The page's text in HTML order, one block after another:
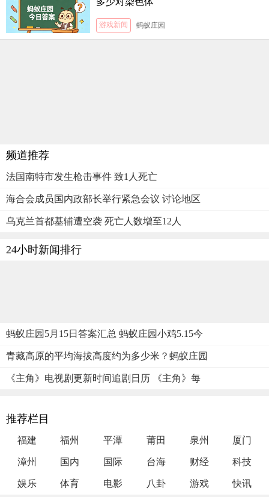
游戏新闻 蚂蚁庄园
频道推荐
法国南特市发生枪击事件 致1人死亡
海合会成员国内政部长举行紧急会议 讨论地区
乌克兰首都基辅遭空袭 死亡人数增至12人
24小时新闻排行
蚂蚁庄园5月15日答案汇总 蚂蚁庄园小鸡5.15今
青藏高原的平均海拔高度约为多少米？蚂蚁庄园
《主角》电视剧更新时间追剧日历 《主角》每
推荐栏目
福建 福州 平潭 莆田 泉州 厦门
漳州 国内 国际 台海 财经 科技
娱乐 体育 电影 八卦 游戏 快讯